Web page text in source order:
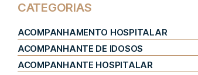
CATEGORIAS
ACOMPANHAMENTO HOSPITALAR
ACOMPANHANTE DE IDOSOS
ACOMPANHANTE HOSPITALAR